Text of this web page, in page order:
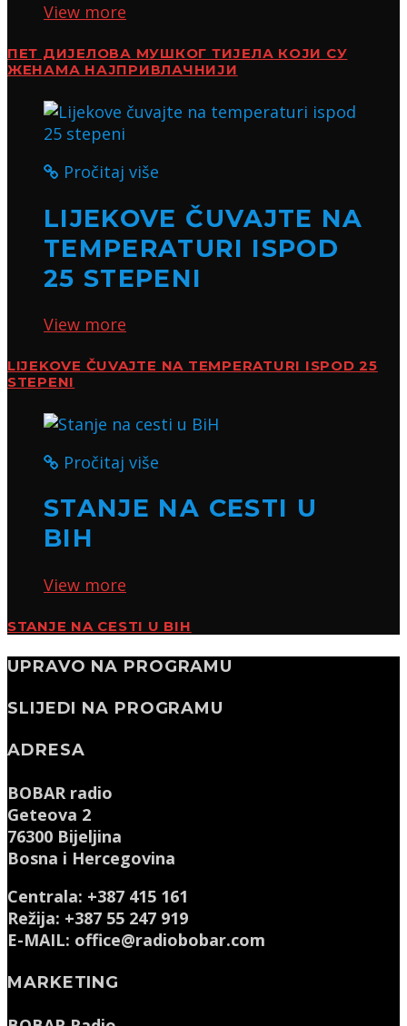
View more
ПЕТ ДИЈЕЛОВА МУШКОГ ТИЈЕЛА КОЈИ СУ
ЖЕНАМА НАЈПРИВЛАЧНИЈИ
Pročitaj više
LIJEKOVE ČUVAJTE NA
TEMPERATURI ISPOD
25 STEPENI
View more
LIJEKOVE ČUVAJTE NA TEMPERATURI ISPOD 25
STEPENI
Pročitaj više
STANJE NA CESTI U
BIH
View more
STANJE NA CESTI U BIH
UPRAVO NA PROGRAMU
SLIJEDI NA PROGRAMU
ADRESA
BOBAR radio
Geteova 2
76300 Bijeljina
Bosna i Hercegovina
Centrala: +387 415 161
Režija: +387 55 247 919
E-MAIL: office@radiobobar.com
MARKETING